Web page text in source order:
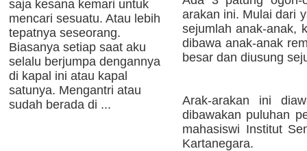
saja kesana kemari untuk
mencari sesuatu. Atau lebih
tepatnya seseorang.
Biasanya setiap saat aku
selalu berjumpa dengannya
di kapal ini atau kapal
satunya. Mengantri atau
sudah berada di ...
arakan ini. Mulai dari
sejumlah anak-anak,
dibawa anak-anak
besar dan diusung
Arak-arakan ini
dibawakan puluhan
mahasiswi Institut
Kartanegara.